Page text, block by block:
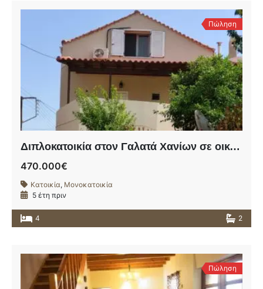
Πώληση
Διπλοκατοικία στον Γαλατά Χανίων σε οικόπεδο 249,73τ.μ
470.000€
Κατοικία, Μονοκατοικία
5 έτη πριν
4 2
Πώληση